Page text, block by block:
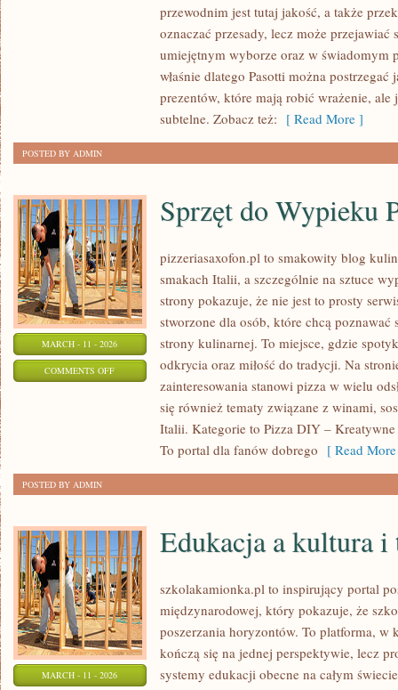
przewodnim jest tutaj jakość, a także
oznaczać przesady, lecz może przejawiać
umiejętnym wyborze oraz w świadomym
właśnie dlatego Pasotti można
prezentów, które mają robić wrażenie, ale
subtelne. Zobacz też: [ Read More ]
POSTED BY ADMIN
MARCH - 11 - 2026
COMMENTS OFFON
Sprzęt do Wypieku
pizzeriasaxofon.pl to smakowity blog
smakach Italii, a szczególnie na sztuce
strony pokazuje, że nie jest to prosty
stworzone dla osób, które chcą poznawać
strony kulinarnej. To miejsce, gdzie
odkrycia oraz miłość do tradycji. Na
zainteresowania stanowi pizza w wielu
się również tematy związane z winami,
Italii. Kategorie to Pizza DIY –
To portal dla fanów dobrego [ Read
POSTED BY ADMIN
MARCH - 11 - 2026
Edukacja a kultura i
szkolakamionka.pl to inspirujący portal
międzynarodowej, który pokazuje, że
poszerzania horyzontów. To platforma, w
kończą się na jednej perspektywie, lecz
systemy edukacji obecne na całym